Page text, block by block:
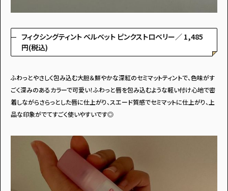
フィクシングティント ベルベット ピンクストロベリー／ 1,485
円(税込)
ふわっとやさしく包み込む大胆＆鮮やかな深紅のセミマットティントで、色味がす
ごく深みのあるカラーで可愛い！ふわっと唇を包み込むような軽い付け心地で密
着しながらさらっとした唇に仕上がり、スエード質感でセミマットに仕上がり、上
品な印象がでてすごく使いやすいです◎